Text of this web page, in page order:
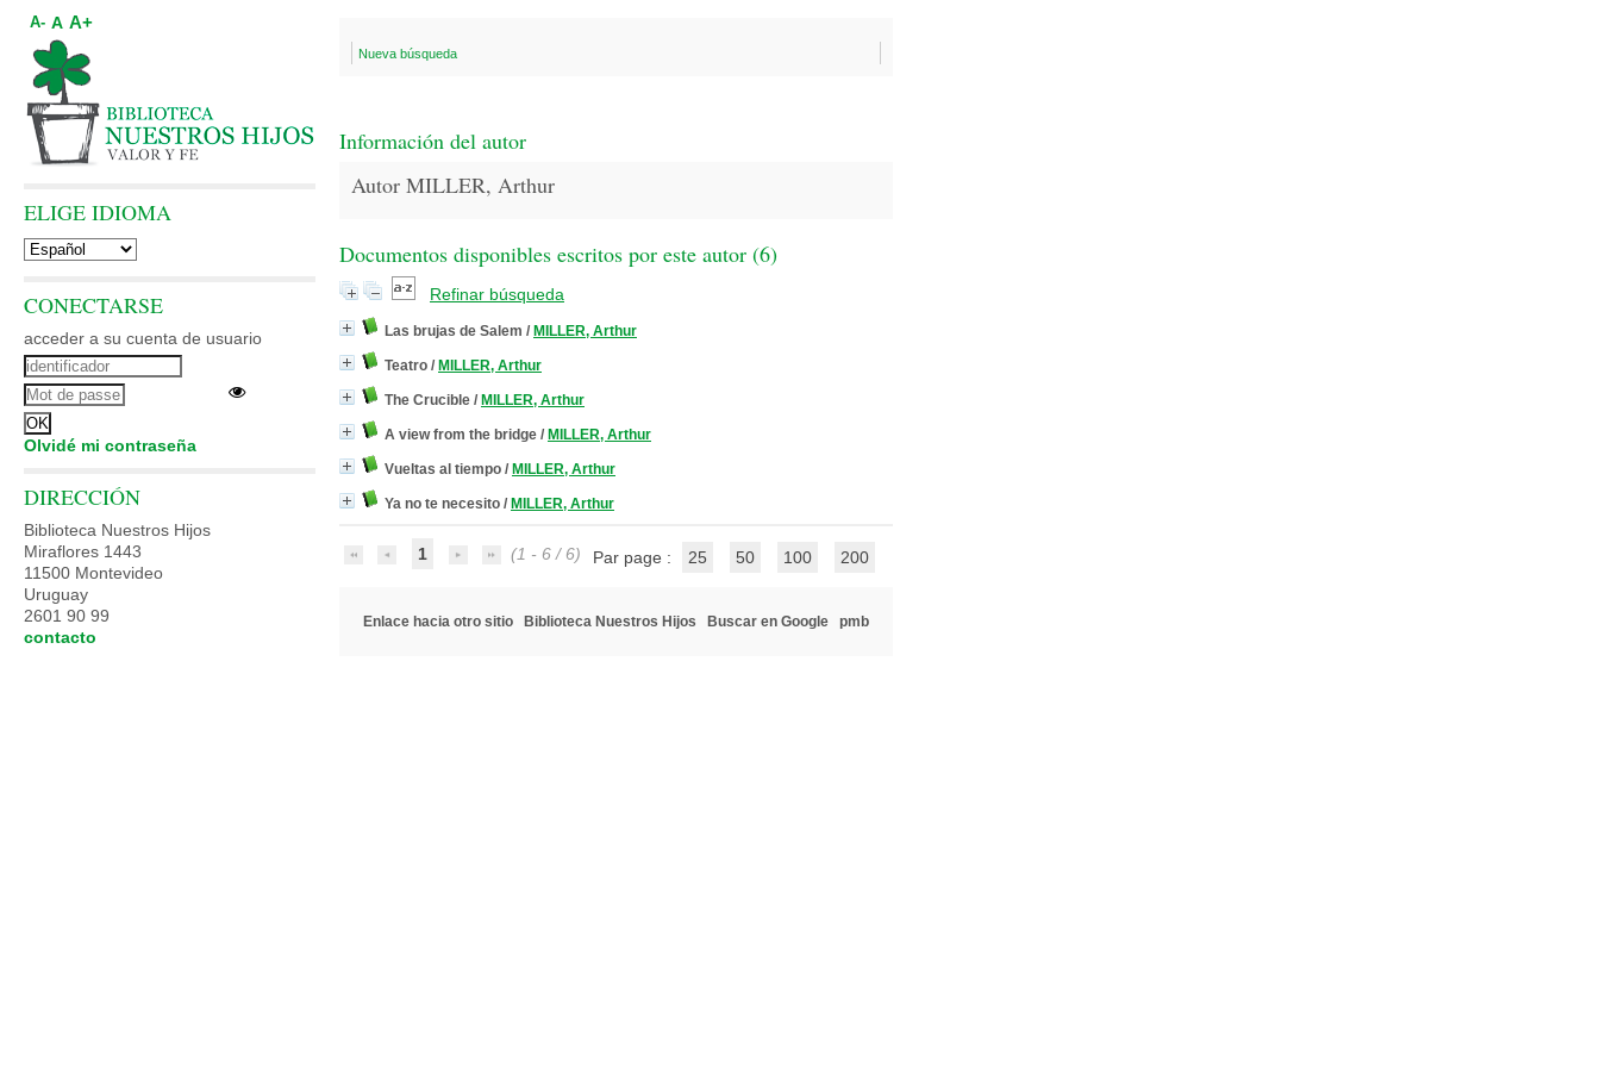
Nueva búsqueda
Información del autor
Autor MILLER, Arthur
Documentos disponibles escritos por este autor (6)
Refinar búsqueda
Las brujas de Salem / MILLER, Arthur
Teatro / MILLER, Arthur
The Crucible / MILLER, Arthur
A view from the bridge / MILLER, Arthur
Vueltas al tiempo / MILLER, Arthur
Ya no te necesito / MILLER, Arthur
1 (1 - 6 / 6) Par page : 25 50 100 200
Enlace hacia otro sitio Biblioteca Nuestros Hijos Buscar en Google pmb
A- A A+
ELIGE IDIOMA
CONECTARSE
acceder a su cuenta de usuario
Olvidé mi contraseña
DIRECCIÓN
Biblioteca Nuestros Hijos
Miraflores 1443
11500 Montevideo
Uruguay
2601 90 99
contacto